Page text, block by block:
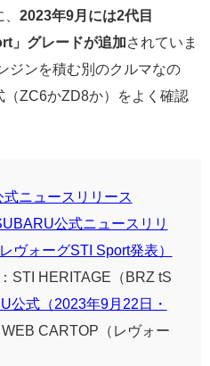
2023年9月には2代目
」グレードが追加されていま
ジンを積む別のクルマなの
ZC6かZD8か）をよく確認
ニュースリリース
公式ニュースリリ
ヴォーグSTI Sport発表）
STI HERITAGE（BRZ tS
公式（2023年9月22日・
WEB CARTOP（レヴォー